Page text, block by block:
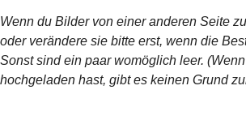
Wenn du Bilder von einer anderen Seite
oder verändere sie bitte erst, wenn die
Sonst sind ein paar womöglich leer.
hochgeladen hast, gibt es keinen Grund